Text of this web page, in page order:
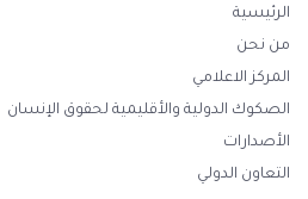
الرئيسية
من نحن
المركز الاعلامي
الصكوك الدولية والأقليمية لحقوق الإنسان
الأصدارات
التعاون الدولي